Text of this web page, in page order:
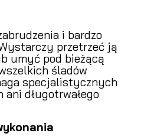
i bardzo
przetrzeć ją
umyć pod bieżącą
śladów
specjalistycznych
długotrwałego